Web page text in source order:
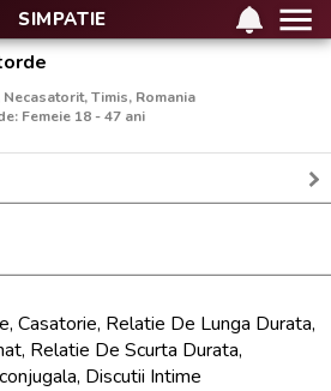
SIMPATIE
Necasatorit, Timis, Romania
Femeie 18 - 47 ani
Casatorie, Relatie De Lunga Durata,
Relatie De Scurta Durata,
Discutii Intime